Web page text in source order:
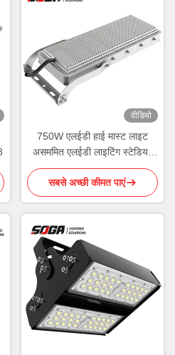
वीडियो
750W एलईडी हाई मास्ट लाइट
असममित एलईडी लाइटिंग स्टेडियम
IK09
सबसे अच्छी कीमत पाएं